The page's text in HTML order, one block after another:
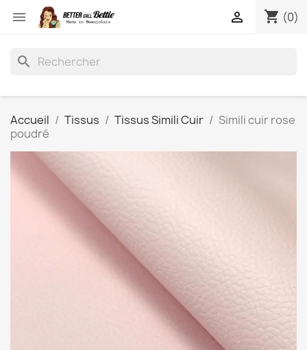
 shopping_cart (0)

search
Accueil Tissus Tissus Simili Cuir
Simili cuir rose
poudré